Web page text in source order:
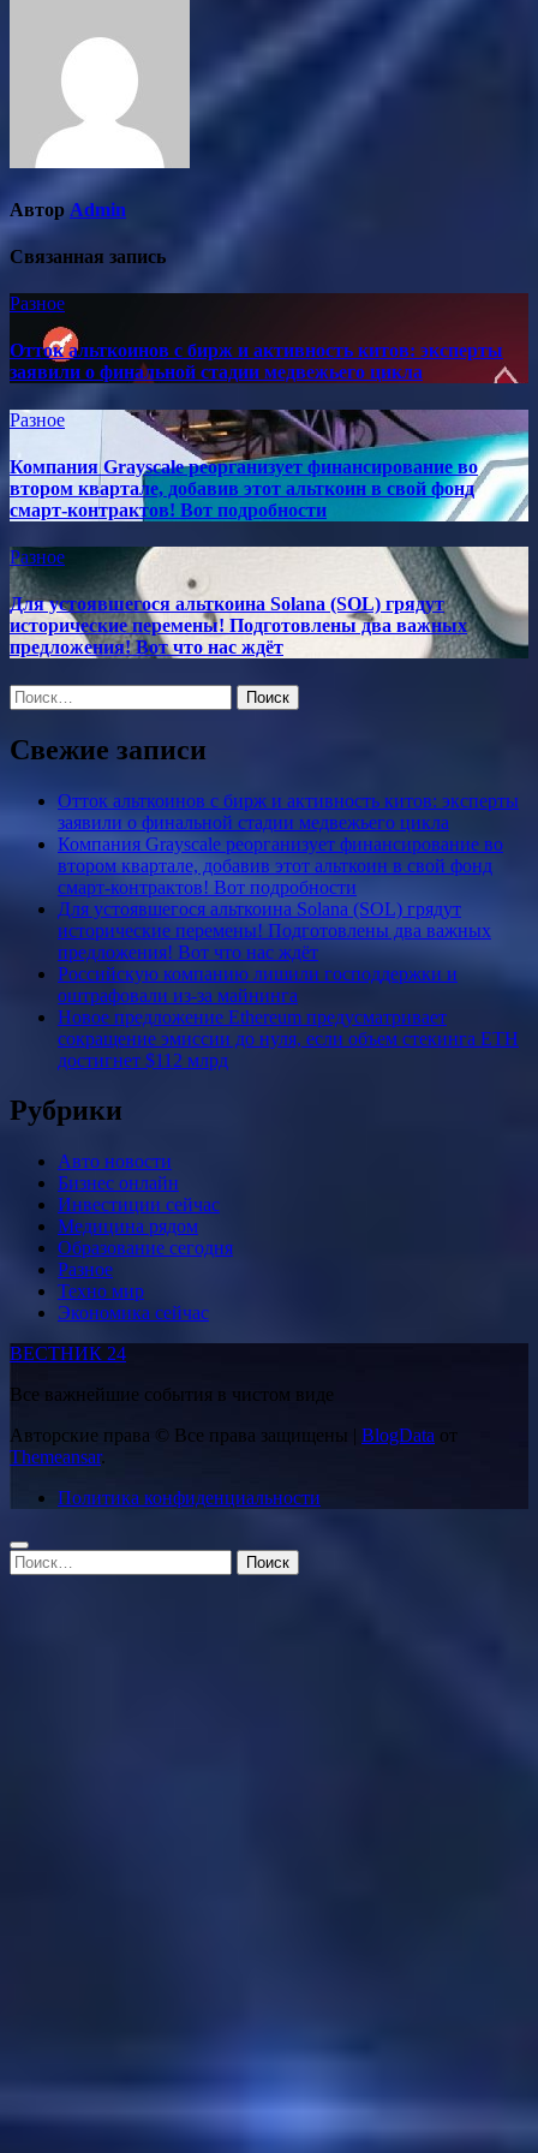
Автор Admin
Связанная запись
Разное
Отток альткоинов с бирж и активность китов: эксперты
заявили о финальной стадии медвежьего цикла
Разное
Компания Grayscale реорганизует финансирование во
втором квартале, добавив этот альткоин в свой фонд
смарт-контрактов! Вот подробности
Разное
Для устоявшегося альткоина Solana (SOL) грядут
исторические перемены! Подготовлены два важных
предложения! Вот что нас ждёт
Найти:
Свежие записи
Отток альткоинов с бирж и активность китов: эксперты
заявили о финальной стадии медвежьего цикла
Компания Grayscale реорганизует финансирование во
втором квартале, добавив этот альткоин в свой фонд
смарт-контрактов! Вот подробности
Для устоявшегося альткоина Solana (SOL) грядут
исторические перемены! Подготовлены два важных
предложения! Вот что нас ждёт
Российскую компанию лишили господдержки и
оштрафовали из-за майнинга
Новое предложение Ethereum предусматривает
сокращение эмиссии до нуля, если объем стекинга ETH
достигнет $112 млрд
Рубрики
Авто новости
Бизнес онлайн
Инвестиции сейчас
Медицина рядом
Образование сегодня
Разное
Техно мир
Экономика сейчас
ВЕСТНИК 24
Все важнейшие события в чистом виде
Авторские права © Все права защищены | BlogData от
Themeansar.
Политика конфиденциальности
Найти: